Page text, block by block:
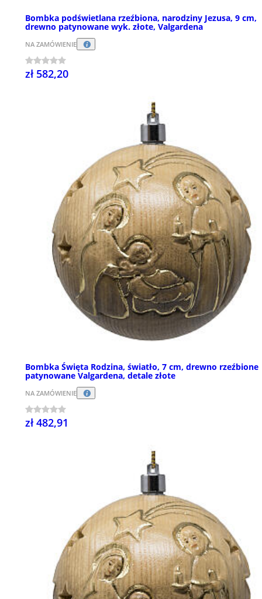
Bombka podświetlana rzeźbiona, narodziny Jezusa, 9 cm,
drewno patynowane wyk. złote, Valgardena
NA ZAMÓWIENIE
zł 582,20
Bombka Święta Rodzina, światło, 7 cm, drewno rzeźbione
patynowane Valgardena, detale złote
NA ZAMÓWIENIE
zł 482,91